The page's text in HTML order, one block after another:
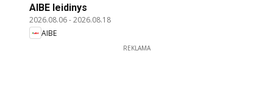
AIBE leidinys
2026.08.06-2026.08.18
AIBE
REKLAMA